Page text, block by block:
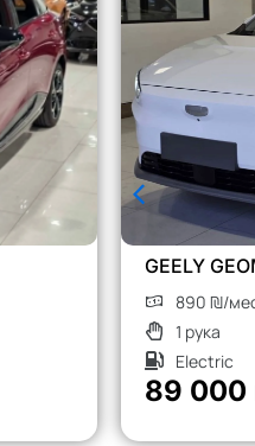
CHERY
1260 ₪/
1 рука
Турбо
126